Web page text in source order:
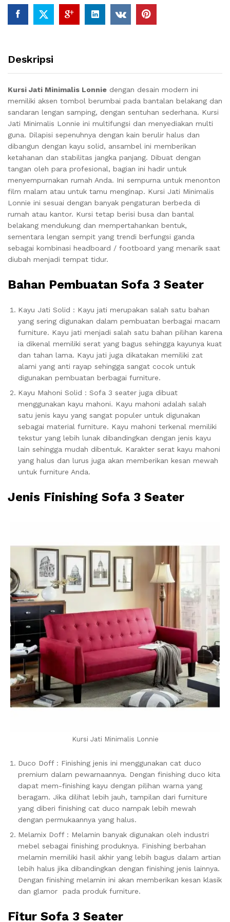
Deskripsi
Kursi Jati Minimalis Lonnie dengan desain modern ini
memiliki aksen tombol berumbai pada bantalan belakang dan
sandaran lengan samping, dengan sentuhan sederhana. Kursi
Jati Minimalis Lonnie ini multifungsi dan menyediakan multi
guna. Dilapisi sepenuhnya dengan kain berulir halus dan
dibangun dengan kayu solid, ansambel ini memberikan
ketahanan dan stabilitas jangka panjang. Dibuat dengan
tangan oleh para profesional, bagian ini hadir untuk
menyempurnakan rumah Anda. Ini sempurna untuk menonton
film malam atau untuk tamu menginap. Kursi Jati Minimalis
Lonnie ini sesuai dengan banyak pengaturan berbeda di
rumah atau kantor. Kursi tetap berisi busa dan bantal
belakang mendukung dan mempertahankan bentuk,
sementara lengan sempit yang trendi berfungsi ganda
sebagai kombinasi headboard / footboard yang menarik saat
diubah menjadi tempat tidur.
Bahan Pembuatan Sofa 3 Seater
Kayu Jati Solid : Kayu jati merupakan salah satu bahan
yang sering digunakan dalam pembuatan berbagai macam
furniture. Kayu jati menjadi salah satu bahan pilihan karena
ia dikenal memiliki serat yang bagus sehingga kayunya kuat
dan tahan lama. Kayu jati juga dikatakan memiliki zat
alami yang anti rayap sehingga sangat cocok untuk
digunakan pembuatan berbagai furniture.
Kayu Mahoni Solid : Sofa 3 seater juga dibuat
menggunakan kayu mahoni. Kayu mahoni adalah salah
satu jenis kayu yang sangat populer untuk digunakan
sebagai material furniture. Kayu mahoni terkenal memiliki
tekstur yang lebih lunak dibandingkan dengan jenis kayu
lain sehingga mudah dibentuk. Karakter serat kayu mahoni
yang halus dan lurus juga akan memberikan kesan mewah
untuk furniture Anda.
Jenis Finishing Sofa 3 Seater
Kursi Jati Minimalis Lonnie
Duco Doff : Finishing jenis ini menggunakan cat duco
premium dalam pewarnaannya. Dengan finishing duco kita
dapat mem-finishing kayu dengan pilihan warna yang
beragam. Jika dilihat lebih jauh, tampilan dari furniture
yang diberi finishing cat duco nampak lebih mewah
dengan permukaannya yang halus.
Melamix Doff : Melamin banyak digunakan oleh industri
mebel sebagai finishing produknya. Finishing berbahan
melamin memiliki hasil akhir yang lebih bagus dalam artian
lebih halus jika dibandingkan dengan finishing jenis lainnya.
Dengan finishing melamin ini akan memberikan kesan klasik
dan glamor pada produk furniture.
Fitur Sofa 3 Seater